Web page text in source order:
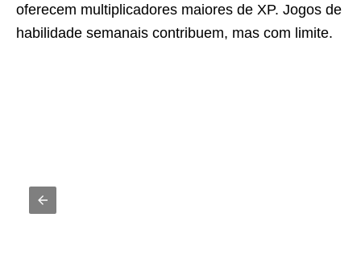
oferecem multiplicadores maiores de XP. Jogos de
habilidade semanais contribuem, mas com limite.